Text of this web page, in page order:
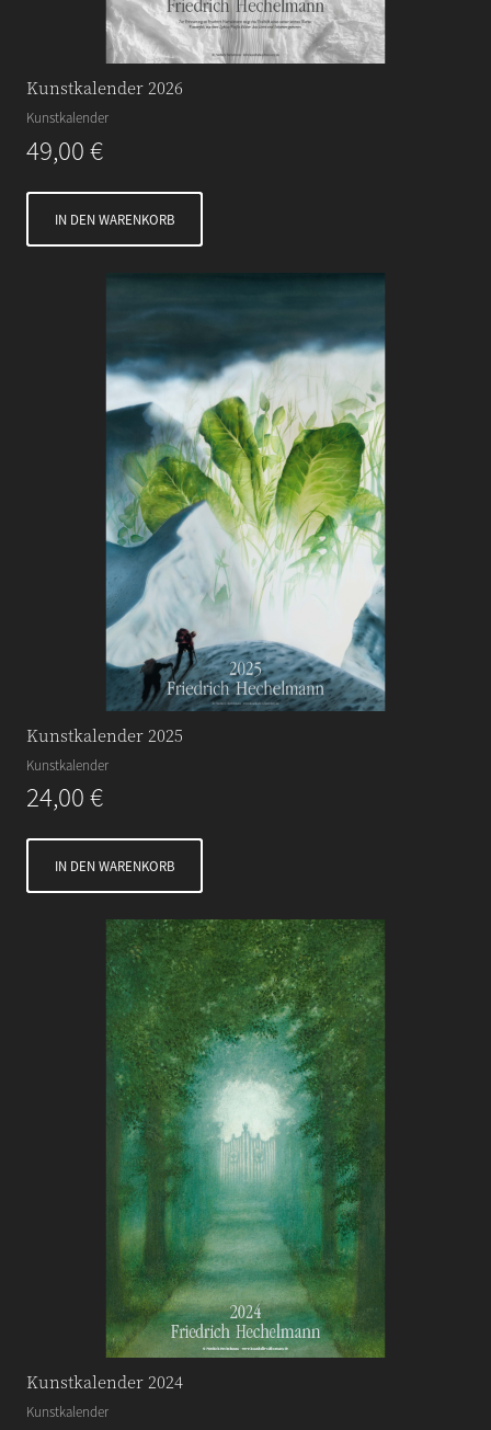
Kunstkalender 2026
Kunstkalender
49,00€
IN DEN WARENKORB
Kunstkalender 2025
Kunstkalender
24,00€
IN DEN WARENKORB
Kunstkalender 2024
Kunstkalender